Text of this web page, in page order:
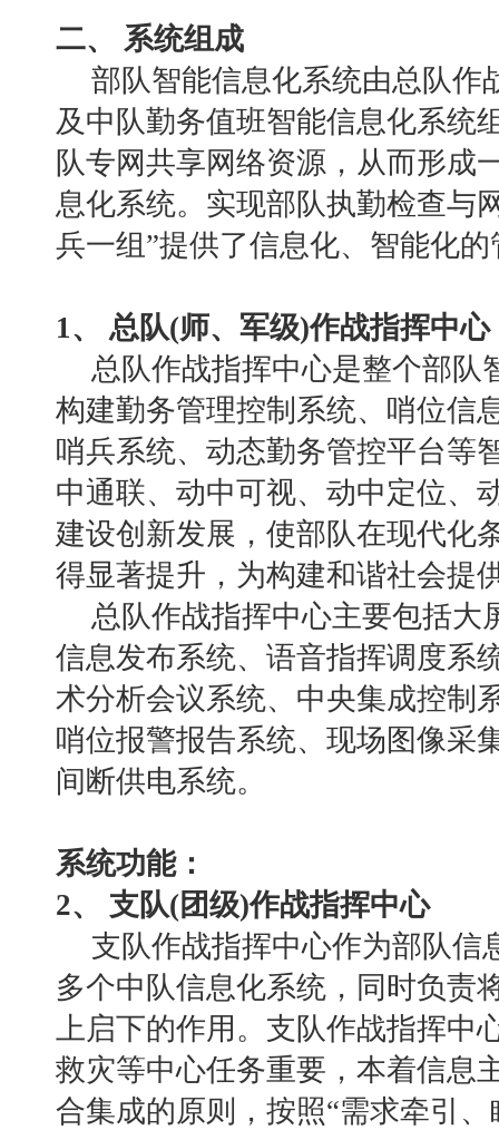
二、
系统组成
部队智能信息化系统由总队作
及中队勤务值班智能信息化系统
队专网共享网络资源，从而形成
息化系统。实现部队执勤检查与
兵一组”提供了信息化、智能化
1、 总队(师、军级)作战指挥中心
总队作战指挥中心是整个部队
构建勤务管理控制系统、哨位信
哨兵系统、动态勤务管控平台等
中通联、动中可视、动中定位、
建设创新发展，使部队在现代化
得显著提升，为构建和谐社会提
总队作战指挥中心主要包括大
信息发布系统、语音指挥调度系
术分析会议系统、中央集成控制
哨位报警报告系统、现场图像采
间断供电系统。
系统功能：
2、 支队(团级)作战指挥中心
支队作战指挥中心作为部队信
多个中队信息化系统，同时负责
上启下的作用。支队作战指挥中
救灾等中心任务重要，本着信息
合集成的原则，按照“需求牵引